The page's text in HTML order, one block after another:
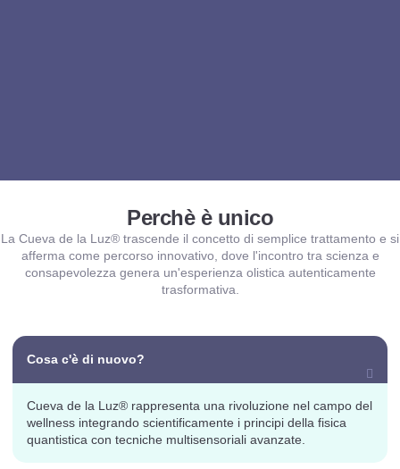
Perchè è unico
La Cueva de la Luz® trascende il concetto di semplice trattamento e si
afferma come percorso innovativo, dove l'incontro tra scienza e
consapevolezza genera un'esperienza olistica autenticamente
trasformativa.
Cosa c'è di nuovo?
Cueva de la Luz® rappresenta una rivoluzione nel campo del
wellness integrando scientificamente i principi della fisica
quantistica con tecniche multisensoriali avanzate.